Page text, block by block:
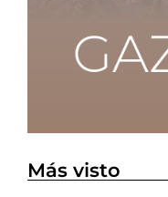
Más visto